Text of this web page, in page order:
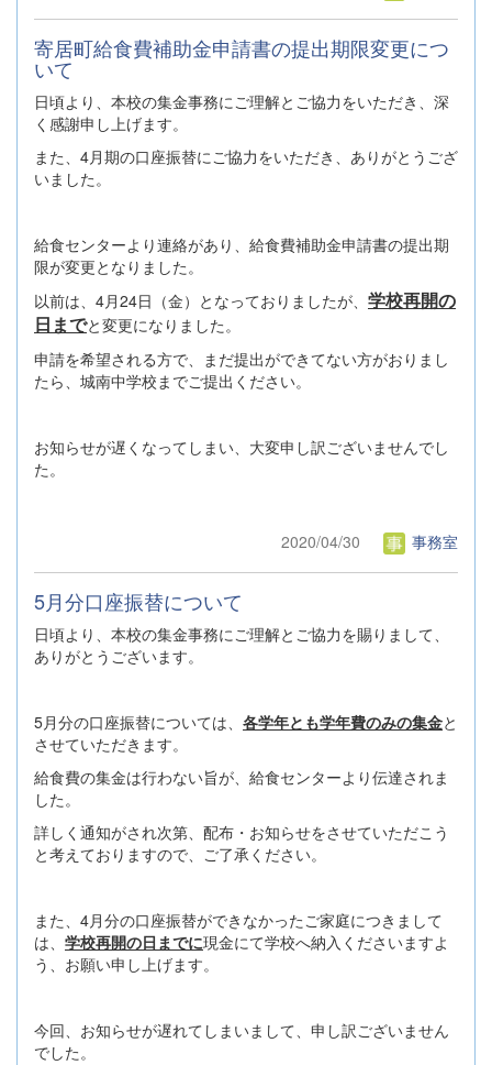
寄居町給食費補助金申請書の提出期限変更につ
いて
日頃より、本校の集金事務にご理解とご協力をいただき、深
く感謝申し上げます。
また、4月期の口座振替にご協力をいただき、ありがとうござ
いました。
給食センターより連絡があり、給食費補助金申請書の提出期
限が変更となりました。
以前は、4月24日（金）となっておりましたが、 学校再開の
日までと変更になりました。
申請を希望される方で、まだ提出ができてない方がおりまし
たら、城南中学校までご提出ください。
お知らせが遅くなってしまい、大変申し訳ございませんでし
た。
2020/04/30 事務室
5月分口座振替について
日頃より、本校の集金事務にご理解とご協力を賜りまして、
ありがとうございます。
5月分の口座振替については、 各学年とも学年費のみの集金と
させていただきます。
給食費の集金は行わない旨が、給食センターより伝達されま
した。
詳しく通知がされ次第、配布・お知らせをさせていただこう
と考えておりますので、ご了承ください。
また、4月分の口座振替ができなかったご家庭につきまして
は、 学校再開の日までに現金にて学校へ納入くださいますよ
う、お願い申し上げます。
今回、お知らせが遅れてしまいまして、申し訳ございません
でした。